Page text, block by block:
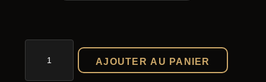
quantité
AJOUTER AU PANIER